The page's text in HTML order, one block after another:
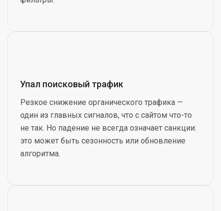
Упал поисковый трафик
Резкое снижение органического трафика —
один из главных сигналов, что с сайтом что-то
не так. Но падение не всегда означает санкции:
это может быть сезонность или обновление
алгоритма.